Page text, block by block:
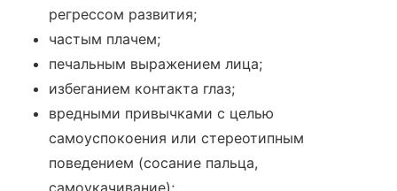
регрессом развития;
частым плачем;
печальным выражением лица;
избеганием контакта глаз;
вредными привычками с целью
самоуспокоения или стереотипным
поведением (сосание пальца,